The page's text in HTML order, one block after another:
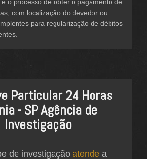
é o processo de obter o pagamento de
com localização do devedor ou
para regularização de débitos
Particular 24 Horas
- SP Agência de
Investigação
de investigação atende a